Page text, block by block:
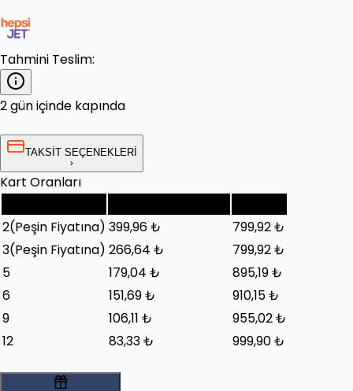
Tahmini Teslim:
2 gün içinde kapında
TAKSİT SEÇENEKLERİ
Kart Oranları
2(Peşin Fiyatına) 399,96 ₺
799,92 ₺
3(Peşin Fiyatına) 266,64 ₺
799,92 ₺
5
179,04 ₺
895,19 ₺
6
151,69 ₺
910,15 ₺
9
106,11 ₺
955,02 ₺
12
83,33 ₺ 999,90 ₺